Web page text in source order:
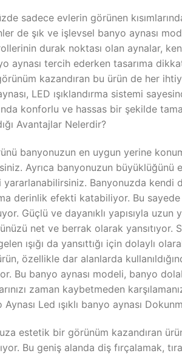
sadece evlerin görünen
de şık ve işlevsel banyo aynası
durak noktası olan aynalar,
aynası tercih ederken tasarıma
kazandıran bu ürün de her
LED ışıklandırma sistemi
konforlu ve hassas bir şekilde
Avantajlar Nelerdir?
banyonuzun en uygun yerine
Ayrıca banyonuzun büyüklüğünü
Banyonuzda kendi
derinlik efekti katabiliyor. Bu
Güçlü ve dayanıklı yapısıyla uzun
net ve berrak olarak yansıtıyor.
ışığı da yansıttığı için dolaylı
özellikle dar alanlarda
Bu banyo aynası modeli, banyo
zaman kaybetmeden
Led ışıklı banyo aynası
estetik bir görünüm kazandıran
Bu geniş alanda diş fırçalamak,